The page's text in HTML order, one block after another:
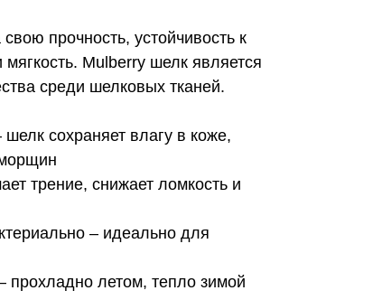
прочность, устойчивость к
Mulberry шелк является
среди шелковых тканей.
сохраняет влагу в коже,
трение, снижает ломкость и
– идеально для
прохладно летом, тепло зимой